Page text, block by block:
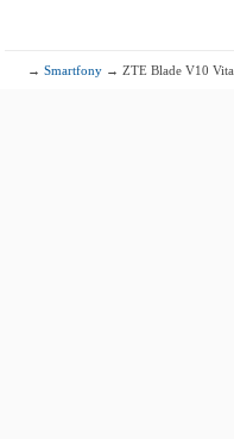
→Smartfony → ZTE Blade V10 Vita